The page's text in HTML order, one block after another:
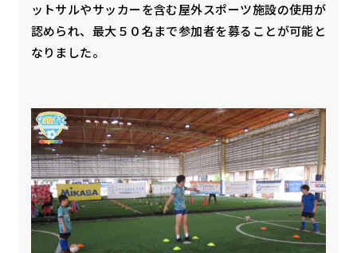
ットサルやサッカーを含む屋外スポーツ施設の使用が
認められ、最大５０名まで参加者を募ることが可能と
なりました。